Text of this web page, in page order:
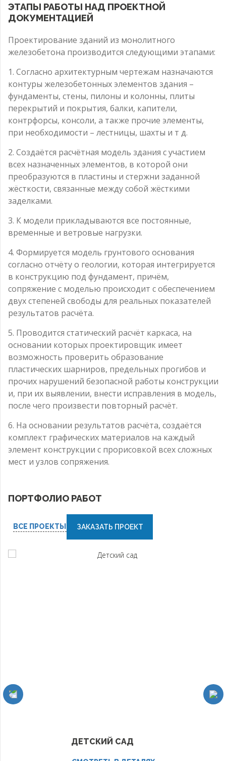
ЭТАПЫ РАБОТЫ НАД ПРОЕКТНОЙ
ДОКУМЕНТАЦИЕЙ
Проектирование зданий из монолитного
железобетона производится следующими этапами:
1. Согласно архитектурным чертежам назначаются
контуры железобетонных элементов здания –
фундаменты, стены, пилоны и колонны, плиты
перекрытий и покрытия, балки, капители,
контрфорсы, консоли, а также прочие элементы,
при необходимости – лестницы, шахты и т д.
2. Создаётся расчётная модель здания с участием
всех назначенных элементов, в которой они
преобразуются в пластины и стержни заданной
жёсткости, связанные между собой жёсткими
заделками.
3. К модели прикладываются все постоянные,
временные и ветровые нагрузки.
4. Формируется модель грунтового основания
согласно отчёту о геологии, которая интегрируется
в конструкцию под фундамент, причём,
сопряжение с моделью происходит с обеспечением
двух степеней свободы для реальных показателей
результатов расчёта.
5. Проводится статический расчёт каркаса, на
основании которых проектировщик имеет
возможность проверить образование
пластических шарниров, предельных прогибов и
прочих нарушений безопасной работы конструкции
и, при их выявлении, внести исправления в модель,
после чего произвести повторный расчёт.
6. На основании результатов расчёта, создаётся
комплект графических материалов на каждый
элемент конструкции с прорисовкой всех сложных
мест и узлов сопряжения.
ПОРТФОЛИО РАБОТ
ВСЕ ПРОЕКТЫ ЗАКАЗАТЬ ПРОЕКТ
ДЕТСКИЙ САД